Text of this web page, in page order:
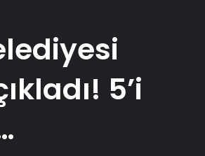
5’i